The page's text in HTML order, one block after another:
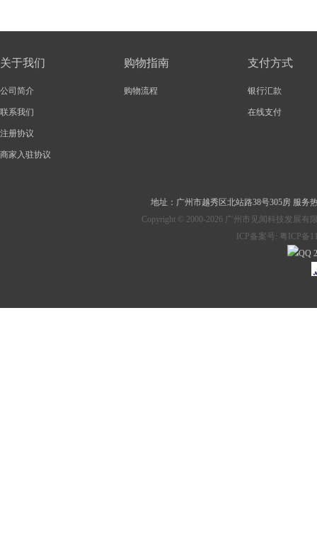
关于我们
公司简介
联系我们
注册协议
商家入驻协议
购物指南
购物流程
支付方式
银行汇款
在线支付
地址： 广州市越秀区北站路38号305房 服务
Copyright © 2000-2026 广州市见闻科技发展
ICP备案号: 粤ICP备